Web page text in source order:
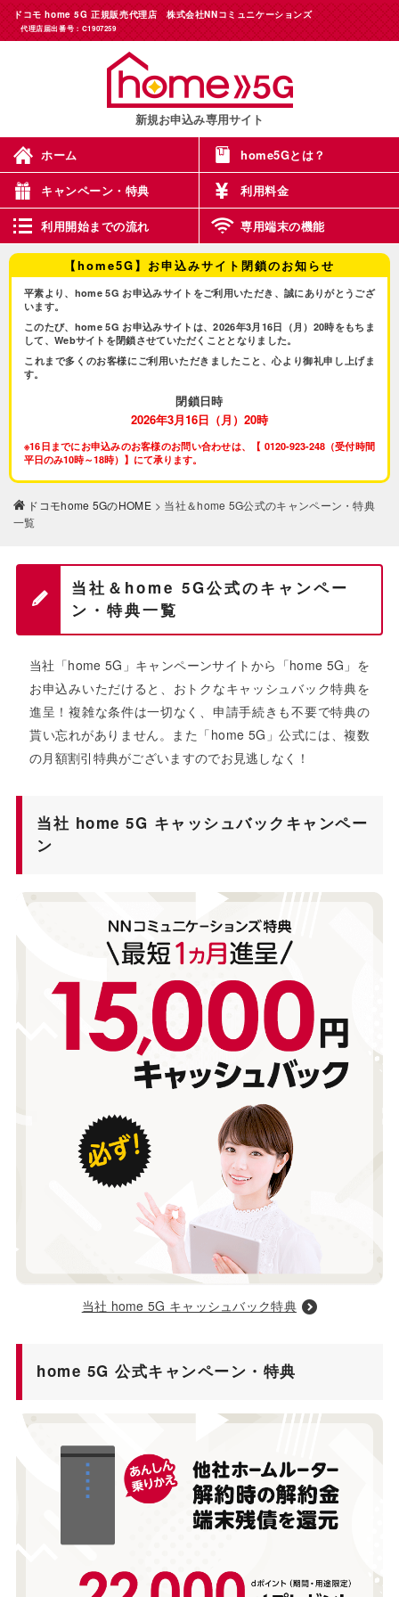
ドコモ home 5G 正規販売代理店 株式会社NNコミュニケーションズ
代理店届出番号：C1907259
新規お申込み専用サイト
ホーム home5Gとは？
キャンペーン・特典 利用料金
利用開始までの流れ 専用端末の機能
【home5G】お申込みサイト閉鎖のお知らせ
平素より、home 5G お申込みサイトをご利用いただき、誠にありがとうござ
います。
このたび、home 5G お申込みサイトは、2026年3月16日（月）20時をもちま
して、Webサイトを閉鎖させていただくこととなりました。
これまで多くのお客様にご利用いただきましたこと、心より御礼申し上げま
す。
閉鎖日時
2026年3月16日（月）20時
※16日までにお申込みのお客様のお問い合わせは、【 0120-923-248（受付時間
平日のみ10時～18時）】にて承ります。
ドコモhome 5GのHOME > 当社＆home 5G公式のキャンペーン・特典
一覧
当社＆home 5G公式のキャンペー
ン・特典一覧
当社「home 5G」キャンペーンサイトから「home 5G」を
お申込みいただけると、おトクなキャッシュバック特典を
進呈！複雑な条件は一切なく、申請手続きも不要で特典の
貰い忘れがありません。また「home 5G」公式には、複数
の月額割引特典がございますのでお見逃しなく！
当社 home 5G キャッシュバックキャンペー
ン
当社 home 5G キャッシュバック特典
home 5G 公式キャンペーン・特典